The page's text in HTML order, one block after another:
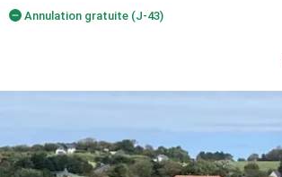
Annulation gratuite (J-43)